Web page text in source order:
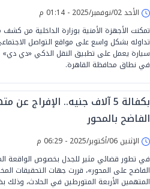
الأحد 02/نوفمبر/2025 - 01:14 م
تمكنت الأجهزة الأمنية بوزارة الداخلية من
تداوله بشكل واسع على مواقع التواصل
سيارة يعمل على تطبيق النقل الذكي «دي دي»
في نطاق محافظة القاهرة.
بكفالة 5 آلاف جنيه.. الإفراج
الفاضح بالمحور
الإثنين 06/أكتوبر/2025 - 06:29 م
في تطور قضائي مثير للجدل بخصوص الواقعة
الفاضح على المحور»، قررت جهات التحقيقات
المتهمين الأربعة المتورطين في الحادث، وذلك